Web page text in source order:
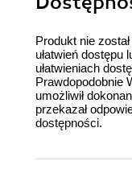
Produkt nie
ułatwień dostępu
ułatwieniach
Prawdopodobnie
umożliwił
przekazał
dostępności.